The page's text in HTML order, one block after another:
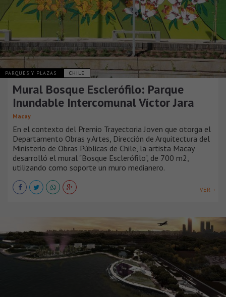
PARQUES Y PLAZAS CHILE
Mural Bosque Esclerófilo: Parque
Inundable Intercomunal Víctor Jara
Macay
En el contexto del Premio Trayectoria Joven que otorga el
Departamento Obras y Artes, Dirección de Arquitectura del
Ministerio de Obras Públicas de Chile, la artista Macay
desarrolló el mural "Bosque Esclerófilo", de 700 m2,
utilizando como soporte un muro medianero.
VER +